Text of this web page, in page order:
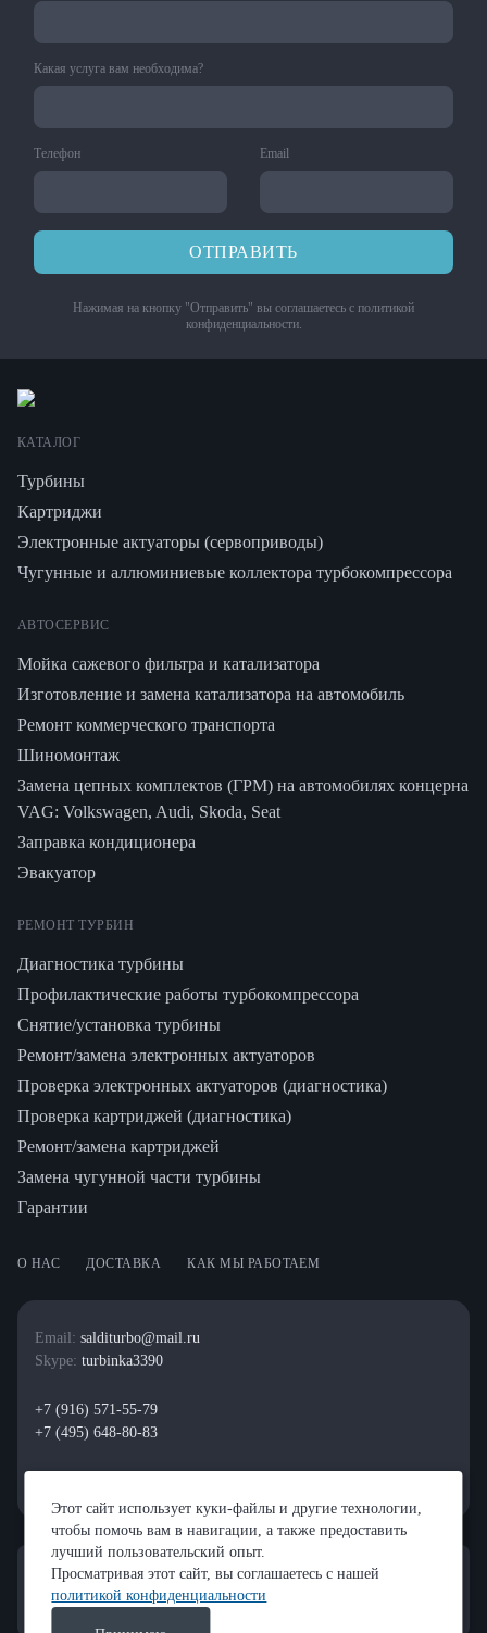
Какая услуга вам необходима?
Телефон Email
ОТПРАВИТЬ
Нажимая на кнопку "Отправить" вы соглашаетесь с политикой
конфиденциальности.
КАТАЛОГ
Турбины
Картриджи
Электронные актуаторы (сервоприводы)
Чугунные и аллюминиевые коллектора турбокомпрессора
АВТОСЕРВИС
Мойка сажевого фильтра и катализатора
Изготовление и замена катализатора на автомобиль
Ремонт коммерческого транспорта
Шиномонтаж
Замена цепных комплектов (ГРМ) на автомобилях концерна
VAG: Volkswagen, Audi, Skoda, Seat
Заправка кондиционера
Эвакуатор
РЕМОНТ ТУРБИН
Диагностика турбины
Профилактические работы турбокомпрессора
Снятие/установка турбины
Ремонт/замена электронных актуаторов
Проверка электронных актуаторов (диагностика)
Проверка картриджей (диагностика)
Ремонт/замена картриджей
Замена чугунной части турбины
Гарантии
О НАС ДОСТАВКА КАК МЫ РАБОТАЕМ
Email: salditurbo@mail.ru
Skype: turbinka3390
+7 (916) 571-55-79
+7 (495) 648-80-83
Этот сайт использует куки-файлы и другие технологии,
чтобы помочь вам в навигации, а также предоставить
лучший пользовательский опыт.
Просматривая этот сайт, вы соглашаетесь с нашей
политикой конфиденциальности